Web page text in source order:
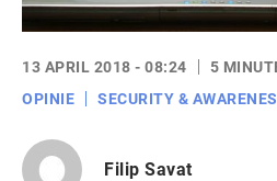
13 APRIL 2018 - 08:24
5
OPINIE
SECURITY &
Filip Savat